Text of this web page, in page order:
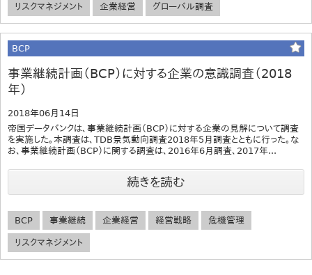
リスクマネジメント 企業経営 グローバル調査
BCP
事業継続計画（BCP）に対する企業の意識調査（2018
年）
2018年06月14日
帝国データバンクは、事業継続計画（BCP）に対する企業の見解について調査
を実施した。本調査は、TDB景気動向調査2018年5月調査とともに行った。な
お、事業継続計画（BCP）に関する調査は、2016年6月調査、2017年...
続きを読む
BCP 事業継続 企業経営 経営戦略 危機管理
リスクマネジメント